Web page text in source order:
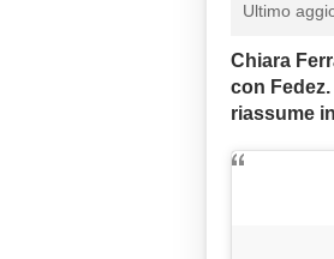
Ultimo
Chiara
con
riassume